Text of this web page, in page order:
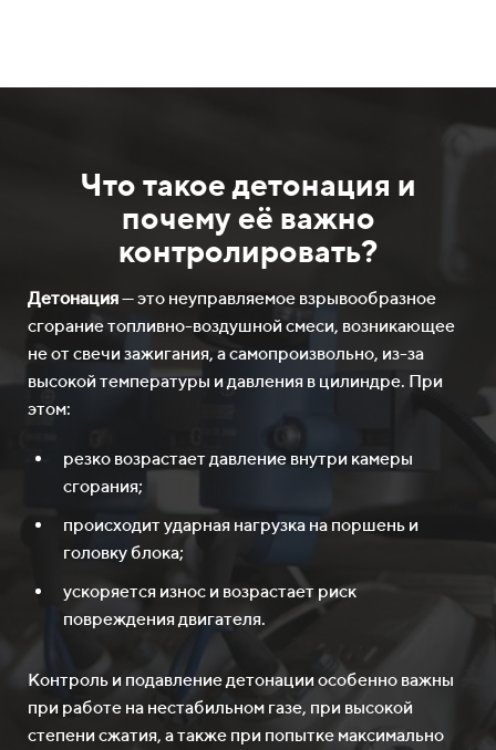
Что такое детонация и
почему её важно
контролировать?
Детонация— это неуправляемое взрывообразное
сгорание топливно-воздушной смеси, возникающее
не от свечи зажигания, а самопроизвольно, из-за
высокой температуры и давления в цилиндре. При
этом:
резко возрастает давление внутри камеры
сгорания;
происходит ударная нагрузка на поршень и
головку блока;
ускоряется износ и возрастает риск
повреждения двигателя.
Контроль и подавление детонации особенно важны
при работе на нестабильном газе, при высокой
степени сжатия, а также при попытке максимально